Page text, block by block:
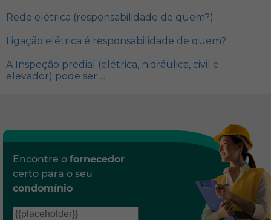
Rede elétrica (responsabilidade de quem?)
Ligação elétrica é responsabilidade de quem?
A Inspeção predial (elétrica, hidráulica, civil e
elevador) pode ser ...
Encontre o fornecedor
certo para o seu
condomínio